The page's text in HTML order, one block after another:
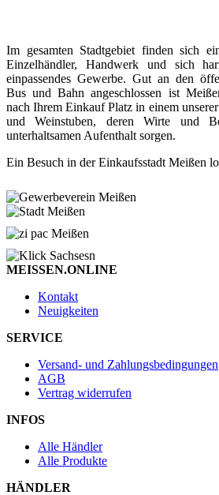
Im gesamten Stadtgebiet finden sich
Einzelhändler, Handwerk und sich
einpassendes Gewerbe. Gut an den
Bus und Bahn angeschlossen ist
nach Ihrem Einkauf Platz in einem
und Weinstuben, deren Wirte und
unterhaltsamen Aufenthalt sorgen.
Ein Besuch in der Einkaufsstadt Meißen
MEISSEN.ONLINE
Kontakt
Neuigkeiten
SERVICE
Versand- und Zahlungsbedingungen
AGB
Vertrag widerrufen
INFOS
Alle Händler
Alle Produkte
HÄNDLER